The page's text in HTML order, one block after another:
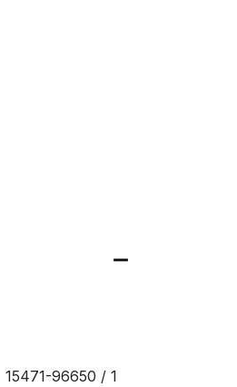
96650 / 1